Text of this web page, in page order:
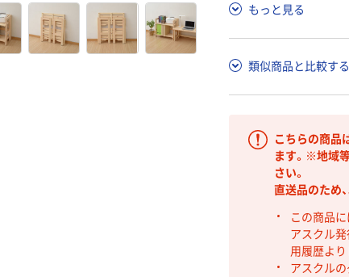
もっと見る
類似商品と比較する
こちらの商品
ます。※地域
さい。
直送品のため
この商品
アスクル発
用履歴より
アスクル